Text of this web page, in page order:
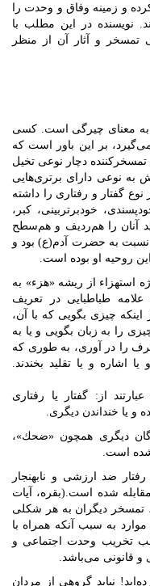
و زمینه وفاق و وحدت را
نویسنده در این مطلب با
تمسخر و آثار آن از منظر
به معنای چیرگی است. کسی
بر این باور است که
دچار نوعی تخیل
نوعی دارای برتری‌هایی
گفتار و رفتاری را داشته
خودبرتربینی، کبر،
آنان را هم‌ردیف و هم‌سطح
نسبت به حضرت آدم(ع) بود و
روحیه او بوده است.
استهزاء از ریشه «هزء» به
طباطبایی در تعریف
چیزی بگویی که با آن،
را به زبان بگویی و یا به
طرف را در آوری، به طوری که
اشاره و یا تقلید بخندند.
از: گفتار یا رفتاری
و یا خنداندن دیگری.
دیگری همچون «ضحك»،
شده است.
ضد ارزشی و نابهنجار
شده است.(بقره، آیات
به سخن دیگر، تمسخر دیگران به هر شکلی
به سبب آنکه همراه با
تخریب وحدت اجتماعی و
و قانونی می‌باشد.
نباید گروهی از مردان